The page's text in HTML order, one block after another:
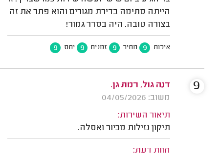
הייתה סתימה בדירת מגורים והוא פתר את זה
בצורה טובה. היה בסדר גמור!
איכות 9 מחיר 9 זמנים 9 יחס 9
דנה גול, רמת גן.
משוב: 04/05/2026
תיאור השירות:
תיקון נזילות מכיור ואסלה.
חוות דעת:
9